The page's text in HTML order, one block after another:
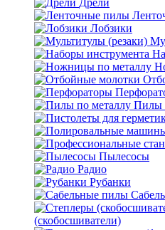
Дрели
Лобзики
Пилы
Пылесосы
Радио
Рубанки
(скобосшиватели)